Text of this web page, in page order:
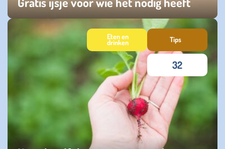
donderdag 09 juli 2026
Eten en
drinken Tips
32